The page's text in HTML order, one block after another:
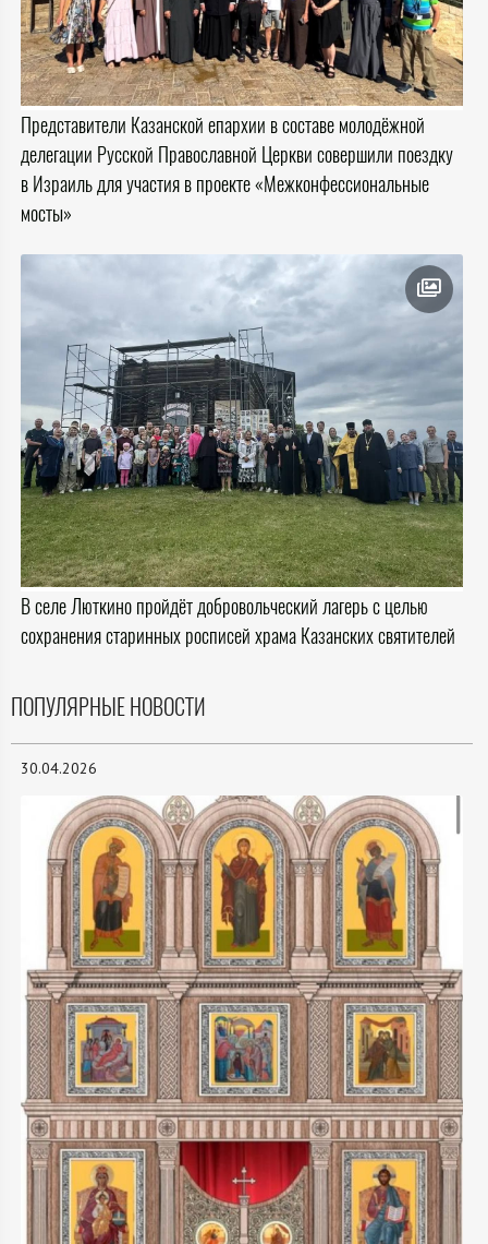
Представители Казанской епархии в составе молодёжной
делегации Русской Православной Церкви совершили поездку
в Израиль для участия в проекте «Межконфессиональные
мосты»
В селе Люткино пройдёт добровольческий лагерь с целью
сохранения старинных росписей храма Казанских святителей
ПОПУЛЯРНЫЕ НОВОСТИ
30.04.2026